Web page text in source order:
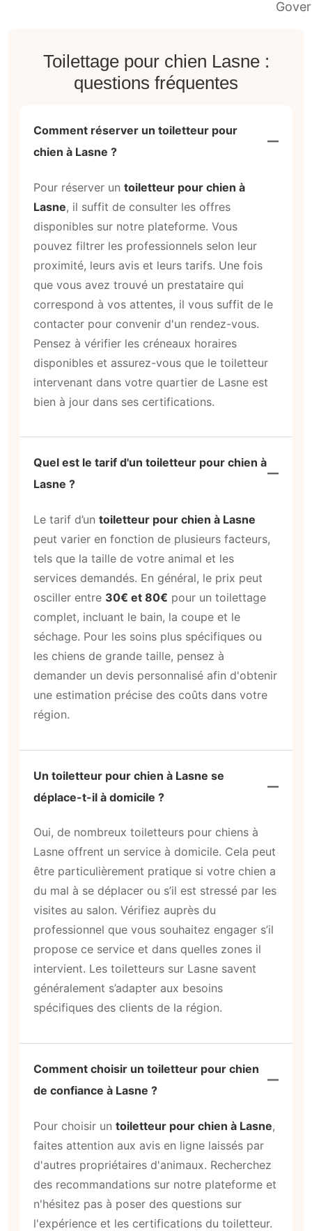
Toilettage pour chien Lasne :
questions fréquentes
Comment réserver un toiletteur pour
chien à Lasne ?
Pour réserver un toiletteur pour chien à
Lasne, il suffit de consulter les offres
disponibles sur notre plateforme. Vous
pouvez filtrer les professionnels selon leur
proximité, leurs avis et leurs tarifs. Une fois
que vous avez trouvé un prestataire qui
correspond à vos attentes, il vous suffit de le
contacter pour convenir d'un rendez-vous.
Pensez à vérifier les créneaux horaires
disponibles et assurez-vous que le toiletteur
intervenant dans votre quartier de Lasne est
bien à jour dans ses certifications.
Quel est le tarif d'un toiletteur pour chien à
Lasne ?
Le tarif d’un toiletteur pour chien à Lasne
peut varier en fonction de plusieurs facteurs,
tels que la taille de votre animal et les
services demandés. En général, le prix peut
osciller entre 30€ et 80€ pour un toilettage
complet, incluant le bain, la coupe et le
séchage. Pour les soins plus spécifiques ou
les chiens de grande taille, pensez à
demander un devis personnalisé afin d'obtenir
une estimation précise des coûts dans votre
région.
Un toiletteur pour chien à Lasne se
déplace-t-il à domicile ?
Oui, de nombreux toiletteurs pour chiens à
Lasne offrent un service à domicile. Cela peut
être particulièrement pratique si votre chien a
du mal à se déplacer ou s’il est stressé par les
visites au salon. Vérifiez auprès du
professionnel que vous souhaitez engager s’il
propose ce service et dans quelles zones il
intervient. Les toiletteurs sur Lasne savent
généralement s’adapter aux besoins
spécifiques des clients de la région.
Comment choisir un toiletteur pour chien
de confiance à Lasne ?
Pour choisir un toiletteur pour chien à Lasne,
faites attention aux avis en ligne laissés par
d'autres propriétaires d'animaux. Recherchez
des recommandations sur notre plateforme et
n'hésitez pas à poser des questions sur
l'expérience et les certifications du toiletteur.